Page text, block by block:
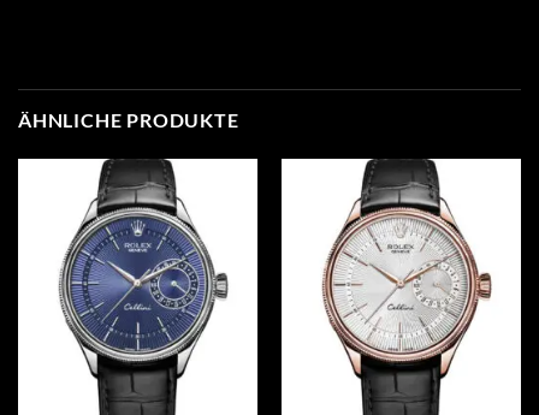
ÄHNLICHE PRODUKTE